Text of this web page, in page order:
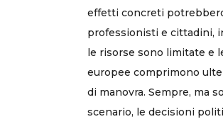
effetti concreti
professionisti e cittadini,
le risorse sono limitate e
europee comprimono
di manovra. Sempre, ma
scenario, le decisioni